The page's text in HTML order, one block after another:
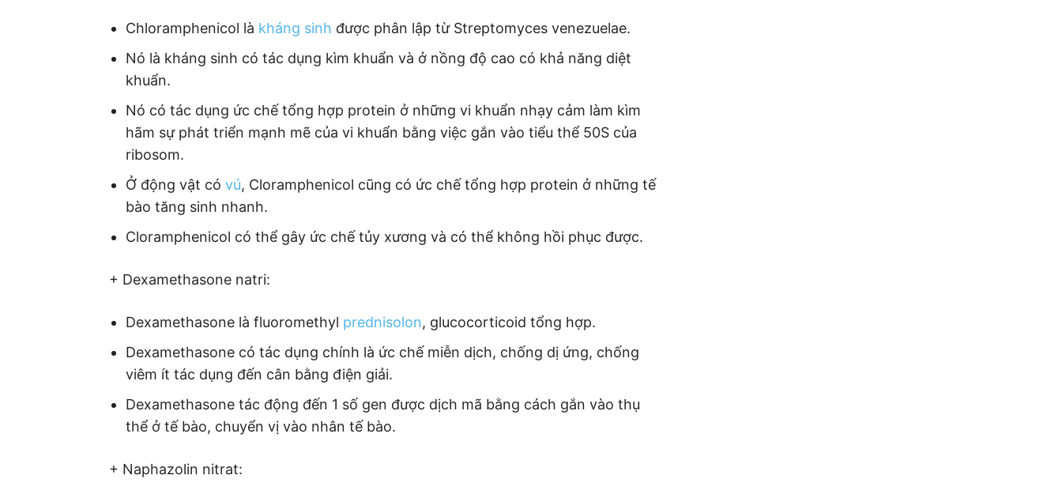
Chloramphenicol là kháng sinh được phân lập từ Streptomyces venezuelae.
Nó là kháng sinh có tác dụng kìm khuẩn và ở nồng độ cao có khả năng diệt
khuẩn.
Nó có tác dụng ức chế tổng hợp protein ở những vi khuẩn nhạy cảm làm kìm
hãm sự phát triển mạnh mẽ của vi khuẩn bằng việc gắn vào tiểu thể 50S của
ribosom.
Ở động vật có vú, Cloramphenicol cũng có ức chế tổng hợp protein ở những tế
bào tăng sinh nhanh.
Cloramphenicol có thể gây ức chế tủy xương và có thể không hồi phục được.
+ Dexamethasone natri:
Dexamethasone là fluoromethyl prednisolon, glucocorticoid tổng hợp.
Dexamethasone có tác dụng chính là ức chế miễn dịch, chống dị ứng, chống
viêm ít tác dụng đến cân bằng điện giải.
Dexamethasone tác động đến 1 số gen được dịch mã bằng cách gắn vào thụ
thể ở tế bào, chuyển vị vào nhân tế bào.
+ Naphazolin nitrat: